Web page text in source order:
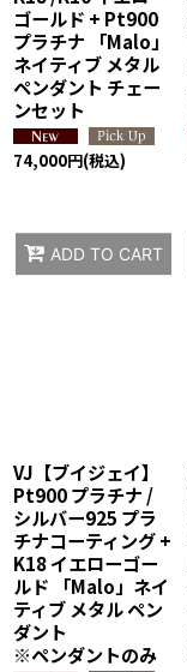
ゴールド + Pt900
プラチナ 「Malo」
ネイティブ メタル
ペンダント チェー
ンセット
74,000円(税込)
ADD TO CART
VJ【ブイジェイ】
Pt900 プラチナ /
シルバー925 プラ
チナコーティング +
K18 イエローゴー
ルド 「Malo」ネイ
ティブ メタル ペン
ダント
※ペンダントのみ